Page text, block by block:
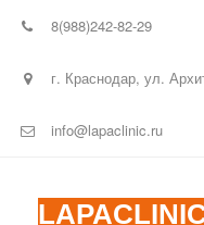
8(988)242-82-29
г. Краснодар, ул.
info@lapaclinic.ru